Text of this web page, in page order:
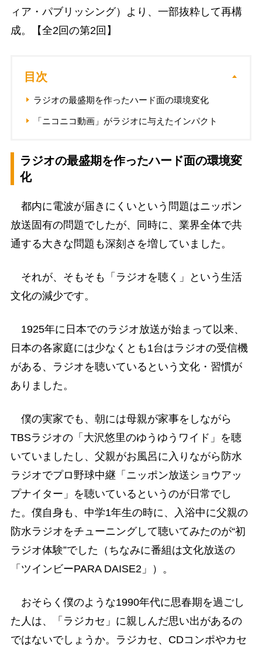
ィア・パブリッシング）より、一部抜粋して再構
成。【全2回の第2回】
目次
ラジオの最盛期を作ったハード面の環境変化
「ニコニコ動画」がラジオに与えたインパクト
ラジオの最盛期を作ったハード面の環境変
化
都内に電波が届きにくいという問題はニッポン
放送固有の問題でしたが、同時に、業界全体で共
通する大きな問題も深刻さを増していました。
それが、そもそも「ラジオを聴く」という生活
文化の減少です。
1925年に日本でのラジオ放送が始まって以来、
日本の各家庭には少なくとも1台はラジオの受信機
がある、ラジオを聴いているという文化・習慣が
ありました。
僕の実家でも、朝には母親が家事をしながら
TBSラジオの「大沢悠里のゆうゆうワイド」を聴
いていましたし、父親がお風呂に入りながら防水
ラジオでプロ野球中継「ニッポン放送ショウアッ
プナイター」を聴いているというのが日常でし
た。僕自身も、中学1年生の時に、入浴中に父親の
防水ラジオをチューニングして聴いてみたのが“初
ラジオ体験”でした（ちなみに番組は文化放送の
「ツインビーPARA DAISE2」）。
おそらく僕のような1990年代に思春期を過ごし
た人は、「ラジカセ」に親しんだ思い出があるの
ではないでしょうか。ラジカセ、CDコンポやカセ